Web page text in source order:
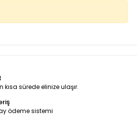
kısa sürede elinize ulaşır.
ödeme sistemi